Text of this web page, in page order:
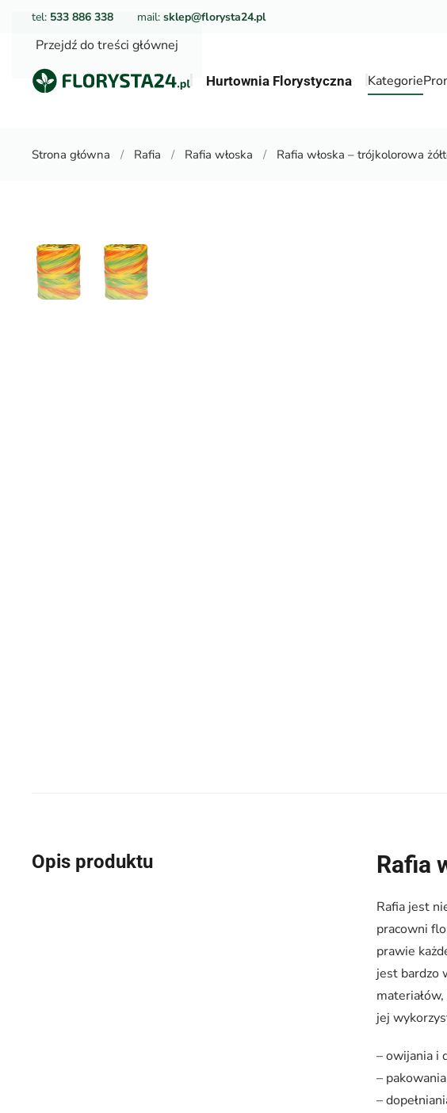
Przejdź do treści głównej
tel: 533 886 338 mail: sklep@florysta24.pl
Hurtownia Florystyczna Kategorie
Strona główna Rafia Rafia włoska Rafia włoska – trójkolorowa
Opis produktu Rafia
Rafia jest
pracowni
prawie
jest bardzo
jej
– owijania i
–
–